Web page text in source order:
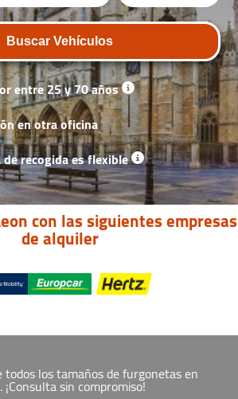
Buscar Vehículos
entre 25 y 70 años
en otra oficina
recogida es flexible
con las siguientes empresas
de alquiler
todos los tamaños de furgonetas en
¡Consulta sin compromiso!